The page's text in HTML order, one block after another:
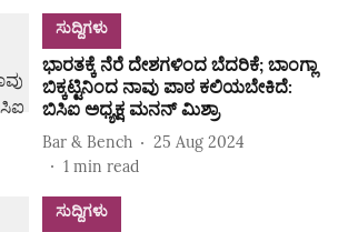
ಸುದ್ದಿಗಳು
ಭಾರತಕ್ಕೆ ನೆರೆ ದೇಶಗಳಿಂದ ಬೆದರಿಕೆ; ಬಾಂಗ್ಲಾ
ಬಿಕ್ಕಟ್ಟಿನಿಂದ ನಾವು ಪಾಠ ಕಲಿಯಬೇಕಿದೆ:
ಬಿಸಿಐ ಅಧ್ಯಕ್ಷ ಮನನ್ ಮಿಶ್ರಾ
Bar & Bench
25 Aug 2024
1 min read
ಸುದ್ದಿಗಳು